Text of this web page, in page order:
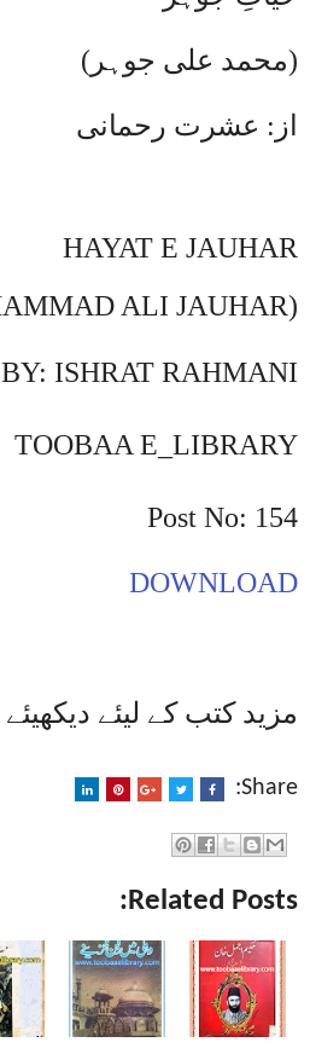
(محمد علی جوہر)
از: عشرت رحمانی
HAYAT E JAUHAR
(MUHAMMAD ALI JAUHAR)
BY: ISHRAT RAHMANI
TOOBAA E_LIBRARY
Post No: 154
DOWNLOAD
مزید کتب کے لیئے دیکھیئے
Share:
Related Posts: